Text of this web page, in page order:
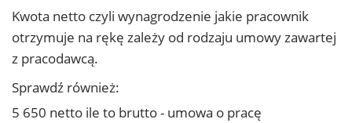
Kwota netto czyli wynagrodzenie jakie pracownik
otrzymuje na rękę zależy od rodzaju umowy zawartej
z pracodawcą.
Sprawdź również:
5 650 netto ile to brutto - umowa o pracę